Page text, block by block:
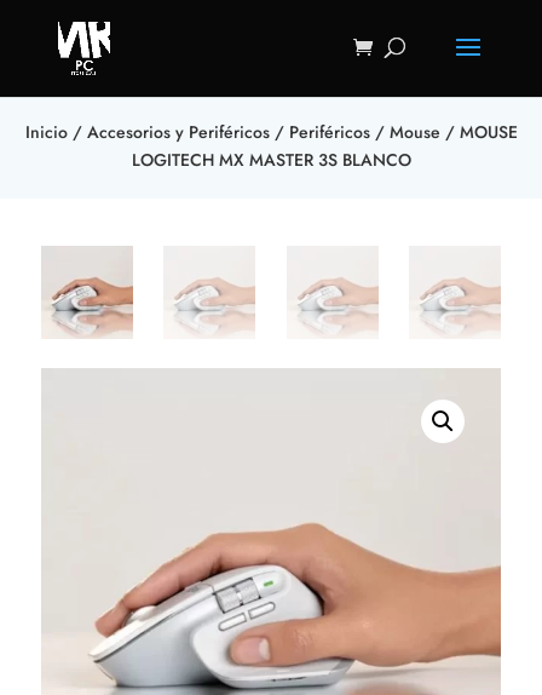
Inicio/ Accesorios y Periféricos/ Periféricos/ Mouse / MOUSE
LOGITECH MX MASTER 3S BLANCO